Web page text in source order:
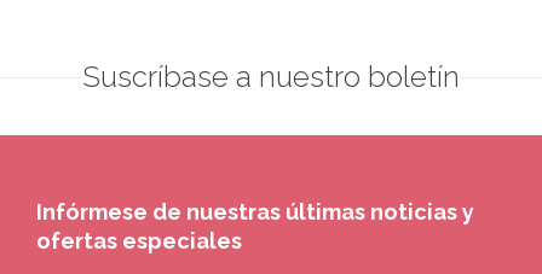
Suscríbase a nuestro boletín
Infórmese de nuestras últimas noticias y
ofertas especiales